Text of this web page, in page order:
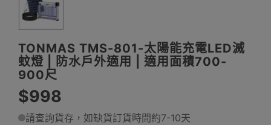
TONMAS TMS-801-太陽能充電LED滅
蚊燈 | 防水戶外適用 | 適用面積700-
900尺
$998
請查詢貨存，如缺貨訂貨時間約7-10天